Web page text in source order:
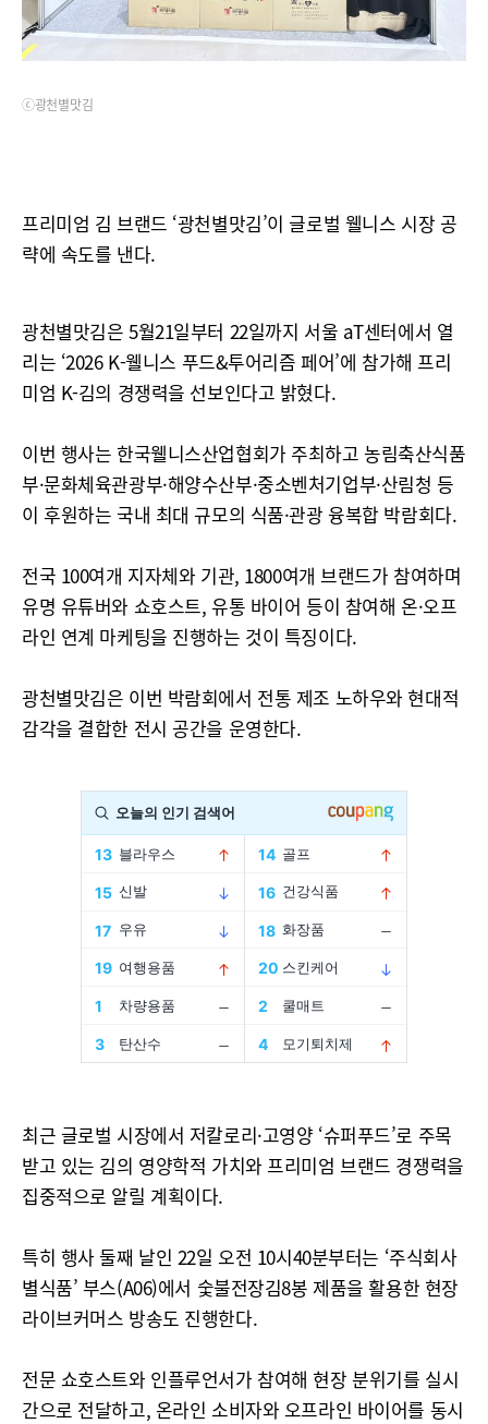
ⓒ광천별맛김
프리미엄 김 브랜드 ‘광천별맛김’이 글로벌 웰니스 시장 공
략에 속도를 낸다.
광천별맛김은 5월21일부터 22일까지 서울 aT센터에서 열
리는 ‘2026 K-웰니스 푸드&투어리즘 페어’에 참가해 프리
미엄 K-김의 경쟁력을 선보인다고 밝혔다.
이번 행사는 한국웰니스산업협회가 주최하고 농림축산식품
부·문화체육관광부·해양수산부·중소벤처기업부·산림청 등
이 후원하는 국내 최대 규모의 식품·관광 융복합 박람회다.
전국 100여개 지자체와 기관, 1800여개 브랜드가 참여하며
유명 유튜버와 쇼호스트, 유통 바이어 등이 참여해 온·오프
라인 연계 마케팅을 진행하는 것이 특징이다.
광천별맛김은 이번 박람회에서 전통 제조 노하우와 현대적
감각을 결합한 전시 공간을 운영한다.
최근 글로벌 시장에서 저칼로리·고영양 ‘슈퍼푸드’로 주목
받고 있는 김의 영양학적 가치와 프리미엄 브랜드 경쟁력을
집중적으로 알릴 계획이다.
특히 행사 둘째 날인 22일 오전 10시40분부터는 ‘주식회사
별식품’ 부스(A06)에서 숯불전장김8봉 제품을 활용한 현장
라이브커머스 방송도 진행한다.
전문 쇼호스트와 인플루언서가 참여해 현장 분위기를 실시
간으로 전달하고, 온라인 소비자와 오프라인 바이어를 동시